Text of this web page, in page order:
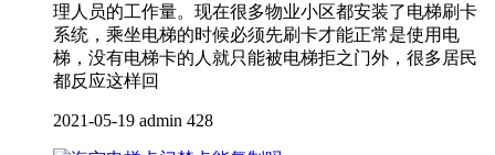
理人员的工作量。现在很多物业小区都安装了电梯刷卡
系统，乘坐电梯的时候必须先刷卡才能正常是使用电
梯，没有电梯卡的人就只能被电梯拒之门外，很多居民
都反应这样回
2021-05-19 admin 428